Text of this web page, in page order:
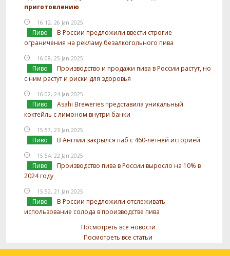
приготовлению
16:12, 26 Jan 2025
Пиво
В России предложили ввести строгие
ограничения на рекламу безалкогольного пива
16:08, 25 Jan 2025
Пиво
Производство и продажи пива в России растут, но
с ним растут и риски для здоровья
16:02, 24 Jan 2025
Пиво
Asahi Breweries представила уникальный
коктейль с лимоном внутри банки
15:57, 23 Jan 2025
Пиво В Англии закрылся паб с 460-летней историей
15:54, 22 Jan 2025
Пиво
Производство пива в России выросло на 10% в
2024 году
15:52, 21 Jan 2025
Пиво
В России предложили отслеживать
использование солода в производстве пива
Посмотреть все новости
Посмотреть все статьи